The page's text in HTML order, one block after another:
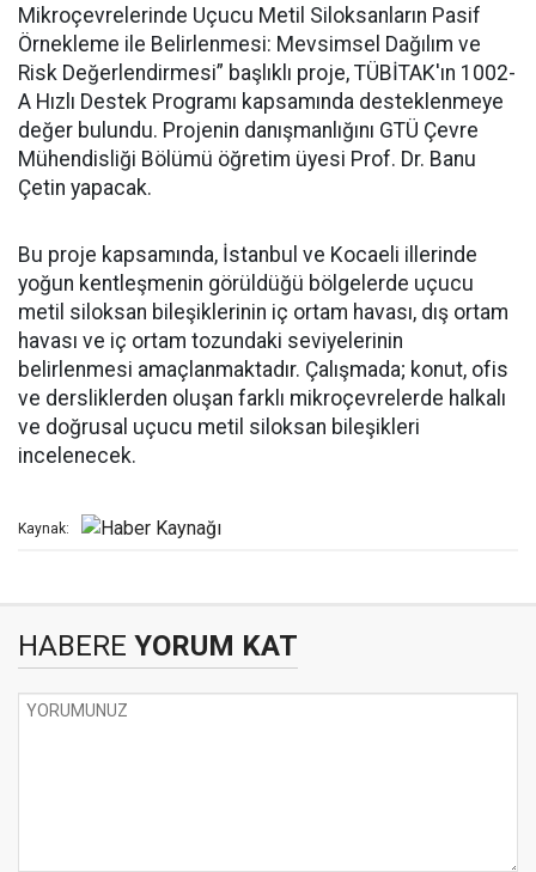
Mikroçevrelerinde Uçucu Metil Siloksanların Pasif
Örnekleme ile Belirlenmesi: Mevsimsel Dağılım ve
Risk Değerlendirmesi” başlıklı proje, TÜBİTAK'ın 1002-
A Hızlı Destek Programı kapsamında desteklenmeye
değer bulundu. Projenin danışmanlığını GTÜ Çevre
Mühendisliği Bölümü öğretim üyesi Prof. Dr. Banu
Çetin yapacak.
Bu proje kapsamında, İstanbul ve Kocaeli illerinde
yoğun kentleşmenin görüldüğü bölgelerde uçucu
metil siloksan bileşiklerinin iç ortam havası, dış ortam
havası ve iç ortam tozundaki seviyelerinin
belirlenmesi amaçlanmaktadır. Çalışmada; konut, ofis
ve dersliklerden oluşan farklı mikroçevrelerde halkalı
ve doğrusal uçucu metil siloksan bileşikleri
incelenecek.
Kaynak:
HABERE YORUM KAT